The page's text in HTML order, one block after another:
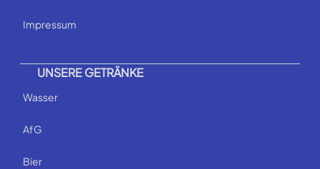
Impressum
UNSERE GETRÄNKE
Wasser
AfG
Bier